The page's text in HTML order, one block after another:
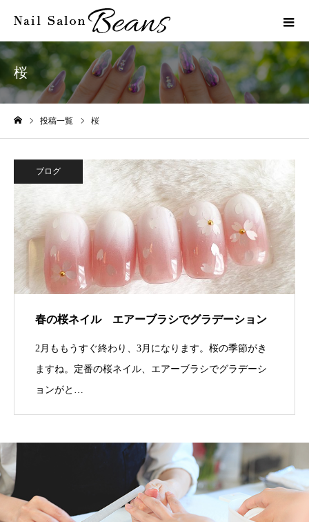
桜
投稿一覧 桜
ブログ
春の桜ネイル エアーブラシでグラデーション
2月ももうすぐ終わり、3月になります。桜の季節がき
ますね。定番の桜ネイル、エアーブラシでグラデーシ
ョンがと…